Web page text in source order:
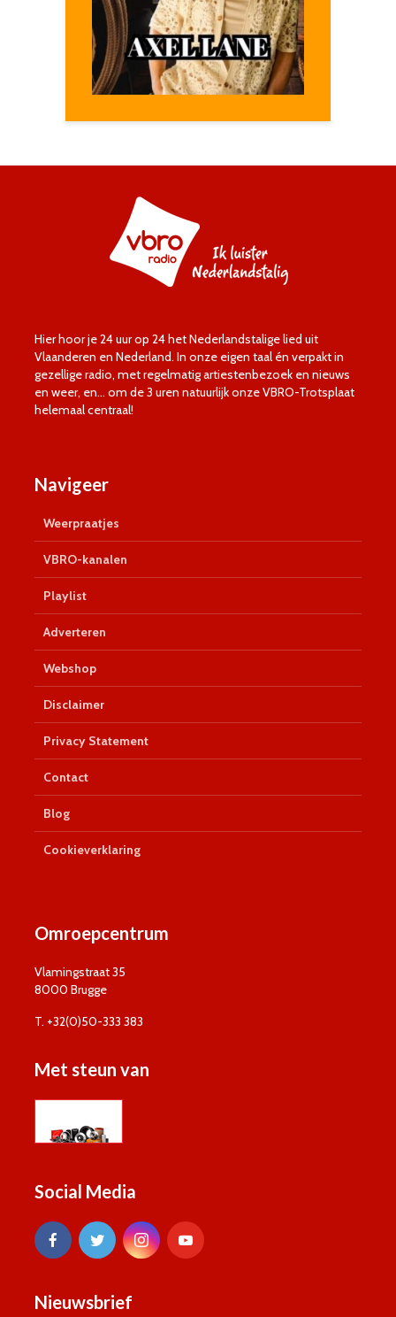
Hier hoor je 24 uur op 24 het Nederlandstalige lied uit
Vlaanderen en Nederland. In onze eigen taal én verpakt in
gezellige radio, met regelmatig artiestenbezoek en nieuws
en weer, en… om de 3 uren natuurlijk onze VBRO-Trotsplaat
helemaal centraal!
Navigeer
Weerpraatjes
VBRO-kanalen
Playlist
Adverteren
Webshop
Disclaimer
Privacy Statement
Contact
Blog
Cookieverklaring
Omroepcentrum
Vlamingstraat 35
8000 Brugge
T. +32(0)50-333 383
Met steun van
Social Media
Nieuwsbrief